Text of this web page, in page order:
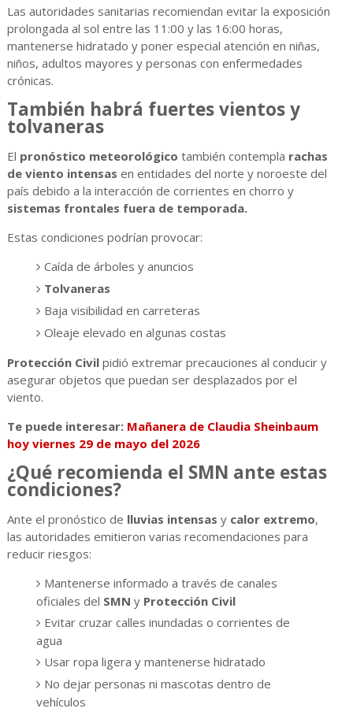
Las autoridades sanitarias recomiendan evitar la exposición
prolongada al sol entre las 11:00 y las 16:00 horas,
mantenerse hidratado y poner especial atención en niñas,
niños, adultos mayores y personas con enfermedades
crónicas.
También habrá fuertes vientos y
tolvaneras
El pronóstico meteorológico también contempla rachas
de viento intensas en entidades del norte y noroeste del
país debido a la interacción de corrientes en chorro y
sistemas frontales fuera de temporada.
Estas condiciones podrían provocar:
Caída de árboles y anuncios
Tolvaneras
Baja visibilidad en carreteras
Oleaje elevado en algunas costas
Protección Civilpidió extremar precauciones al conducir y
asegurar objetos que puedan ser desplazados por el
viento.
Te puede interesar: Mañanera de Claudia Sheinbaum
hoy viernes 29 de mayo del 2026
¿Qué recomienda el SMN ante estas
condiciones?
Ante el pronóstico de lluvias intensas y calor extremo,
las autoridades emitieron varias recomendaciones para
reducir riesgos:
Mantenerse informado a través de canales
oficiales del SMN y Protección Civil
Evitar cruzar calles inundadas o corrientes de
agua
Usar ropa ligera y mantenerse hidratado
No dejar personas ni mascotas dentro de
vehículos